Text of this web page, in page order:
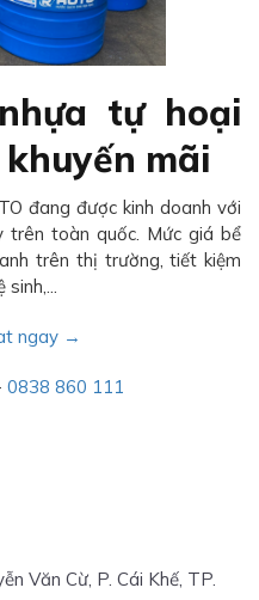
tự hoại
mãi
đang được kinh doanh với
toàn quốc. Mức giá bể
trên thị trường, tiết kiệm
ngay →
0838 860 111
Văn Cừ, P. Cái Khế, TP.